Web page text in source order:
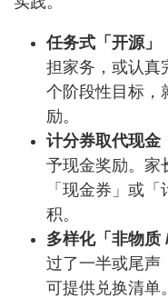
任务式「开源」
担家务，或认真
个阶段性目标，
励。
计分券取代现金
予现金奖励。家
「现金券」或
积。
多样化「非物质
过了一半或尾声
可提供兑换清单